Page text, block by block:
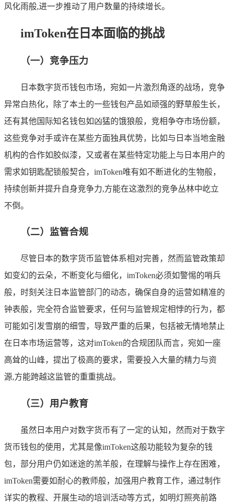
风化雨般,进一步推动了用户数量的持续增长。
imToken在日本面临的挑战
（一）竞争压力
日本数字货币钱包市场，宛如一片激烈角逐的战场，竞争
异常白热化，除了本土的一些钱包产品如顽强的野草般生长，
还有其他国际知名钱包如凶猛的饿狼般，竞相争夺市场份额，
这些竞争对手或许在某些方面独具优势，比如与日本当地金融
机构的合作如胶似漆，又或者在某些特定功能上与日本用户的
需求如钥匙配锁般契合，imToken唯有如不断进化的生物般，
持续创新并提升自身竞争力,方能在这激烈的竞争丛林中屹立
不倒。
（二）监管合规
尽管日本的数字货币监管体系相对完善，然而监管政策却
如变幻的云朵，不断变化与细化，imToken必须如警惕的哨兵
般，时刻关注日本监管部门的动态，确保自身的运营如精准的
钟表般，完全符合监管要求，任何与监管规定相悖的行为，都
可能如引发雪崩的细雪，导致严重的后果，包括被无情地禁止
在日本市场运营等，这对imToken的合规团队而言，宛如一座
高耸的山峰，提出了极高的要求，需要投入大量的精力与资
源,方能跨越这监管的重重挑战。
（三）用户教育
虽然日本用户对数字货币有了一定的认知，然而对于数字
货币钱包的使用，尤其是像imToken这般功能较为复杂的钱
包，部分用户仍如迷途的羔羊般，在理解与操作上存在困难，
imToken需要如耐心的教师般，加强用户教育工作，通过制作
详实的教程、开展生动的培训活动等方式，如明灯照亮前路